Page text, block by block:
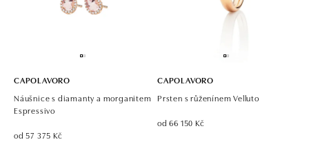
CAPOLAVORO
Náušnice s diamanty a morganitem
Espressivo
od 57 375 Kč
CAPOLAVORO
Prsten s růženínem Velluto
od 66 150 Kč